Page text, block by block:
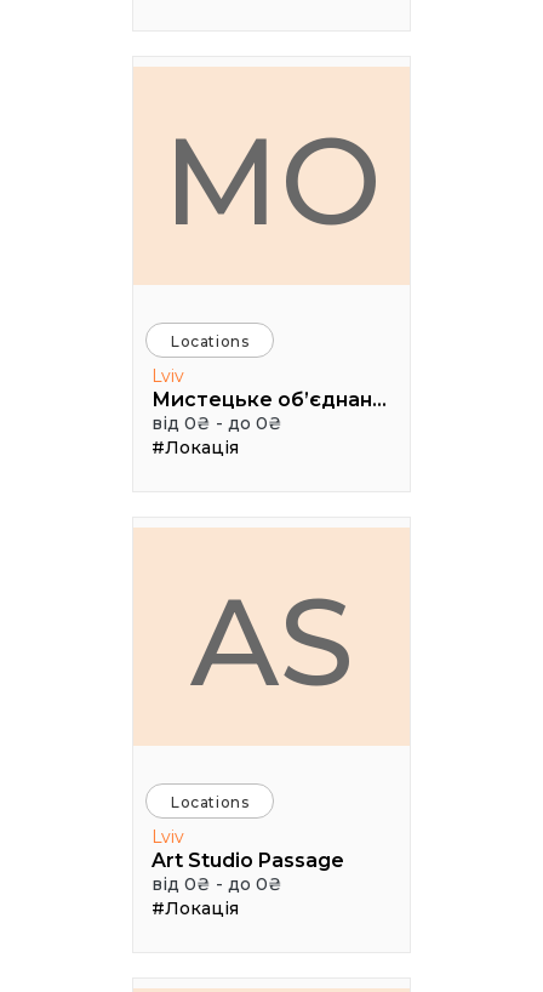
МО
Locations
Lviv
Мистецьке об’єднання "Дзига"
від 0₴ - до 0₴
#Локація
AS
Locations
Lviv
Art Studio Passage
від 0₴ - до 0₴
#Локація